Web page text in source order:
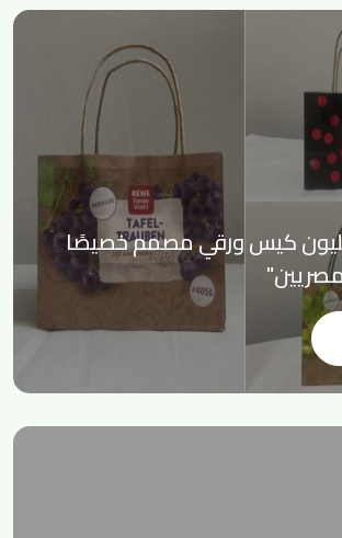
20 مليون كيس ورقي مصمم خصيصًا